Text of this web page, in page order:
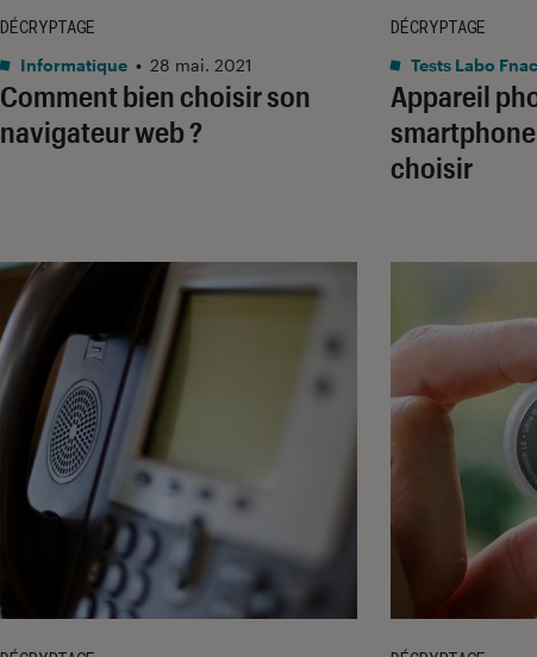
Comment bien choisir son
navigateur web ?
DÉCRYPTAGE
Informatique • 28 mai. 2021
Appareil
choisir
DÉCRYPTAGE
Tests Labo Fnac